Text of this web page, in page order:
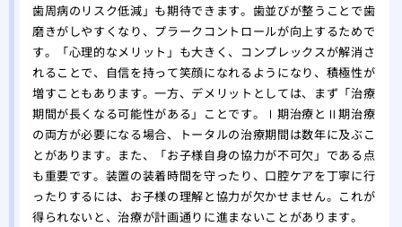
歯周病のリスク低減」も期待できます。歯並びが整うことで歯
磨きがしやすくなり、プラークコントロールが向上するためで
す。「心理的なメリット」も大きく、コンプレックスが解消さ
れることで、自信を持って笑顔になれるようになり、積極性が
増すこともあります。一方、デメリットとしては、まず「治療
期間が長くなる可能性がある」ことです。Ⅰ期治療とⅡ期治療
の両方が必要になる場合、トータルの治療期間は数年に及ぶこ
とがあります。また、「お子様自身の協力が不可欠」である点
も重要です。装置の装着時間を守ったり、口腔ケアを丁寧に行
ったりするには、お子様の理解と協力が欠かせません。これが
得られないと、治療が計画通りに進まないことがあります。